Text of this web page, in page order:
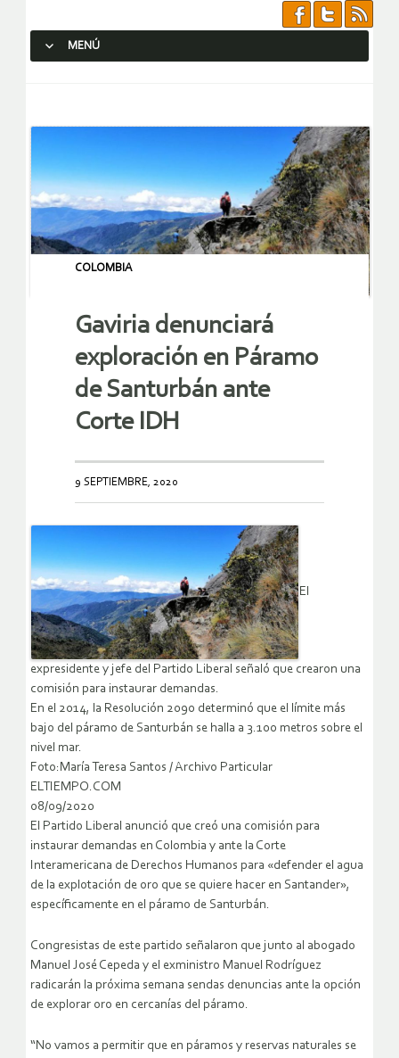
MENÚ
COLOMBIA
Gaviria denunciará
exploración en Páramo
de Santurbán ante
Corte IDH
9 SEPTIEMBRE, 2020
El
expresidente y jefe del Partido Liberal señaló que crearon una
comisión para instaurar demandas.
En el 2014, la Resolución 2090 determinó que el límite más
bajo del páramo de Santurbán se halla a 3.100 metros sobre el
nivel mar.
Foto:María Teresa Santos / Archivo Particular
ELTIEMPO.COM
08/09/2020
El Partido Liberal anunció que creó una comisión para
instaurar demandas en Colombia y ante la Corte
Interamericana de Derechos Humanos para «defender el agua
de la explotación de oro que se quiere hacer en Santander»,
específicamente en el páramo de Santurbán.
Congresistas de este partido señalaron que junto al abogado
Manuel José Cepeda y el exministro Manuel Rodríguez
radicarán la próxima semana sendas denuncias ante la opción
de explorar oro en cercanías del páramo.
“No vamos a permitir que en páramos y reservas naturales se